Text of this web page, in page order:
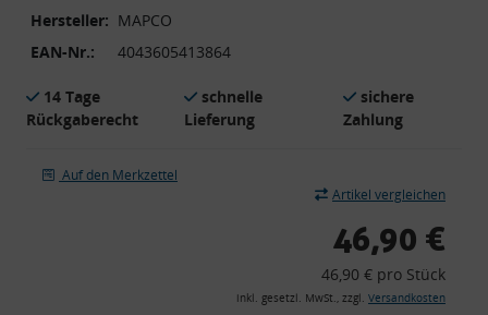
Hersteller: MAPCO
EAN-Nr.:
4043605413864
14 Tage
Rückgaberecht
schnelle
Lieferung
sichere
Zahlung
Auf den Merkzettel
Artikel vergleichen
46,90 €
46,90 € pro Stück
inkl. gesetzl. MwSt., zzgl. Versandkosten